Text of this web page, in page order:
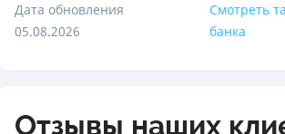
Дата обновления
05.08.2026
Смотреть
банка
Отзывы наших